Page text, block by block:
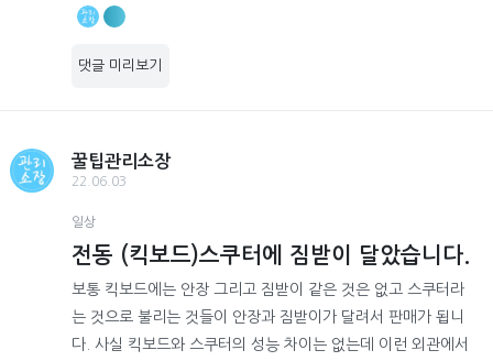
댓글 미리보기
꿀팁관리소장
22.06.03
일상
전동 (킥보드)스쿠터에 짐받이 달았습니다.
보통 킥보드에는 안장 그리고 짐받이 같은 것은 없고 스쿠터라
는 것으로 불리는 것들이 안장과 짐받이가 달려서 판매가 됩니
다. 사실 킥보드와 스쿠터의 성능 차이는 없는데 이런 외관에서